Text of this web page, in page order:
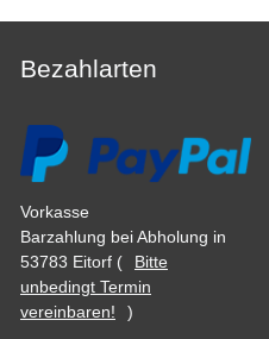
Bezahlarten
Vorkasse
Barzahlung bei Abholung in
53783 Eitorf (
Bitte
unbedingt Termin
vereinbaren!
)